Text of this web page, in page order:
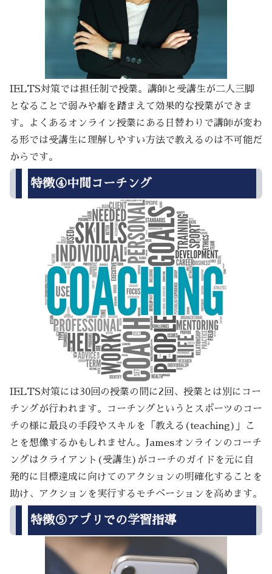
IELTS対策では担任制で授業。講師と受講生が二人三脚
となることで弱みや癖を踏まえて効果的な授業ができま
す。よくあるオンライン授業にある日替わりで講師が変わ
る形では受講生に理解しやすい方法で教えるのは不可能だ
からです。
特徴④中間コーチング
IELTS対策には30回の授業の間に2回、授業とは別にコー
チングが行われます。コーチングというとスポーツのコー
チの様に最良の手段やスキルを「教える(teaching)」こ
とを想像するかもしれません。Jamesオンラインのコーチ
ングはクライアント(受講生)がコーチのガイドを元に自
発的に目標達成に向けてのアクションの明確化することを
助け、アクションを実行するモチベーションを高めます。
特徴⑤アプリでの学習指導